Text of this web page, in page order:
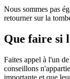
Nous sommes pas
retourner sur la
Que faire si
Faites appel à l'un
conseillons
importante et que